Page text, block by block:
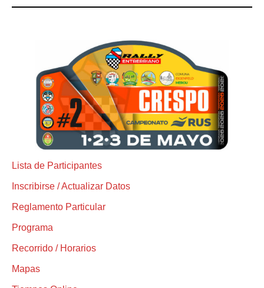
Lista de Participantes
Inscribirse / Actualizar Datos
Reglamento Particular
Programa
Recorrido / Horarios
Mapas